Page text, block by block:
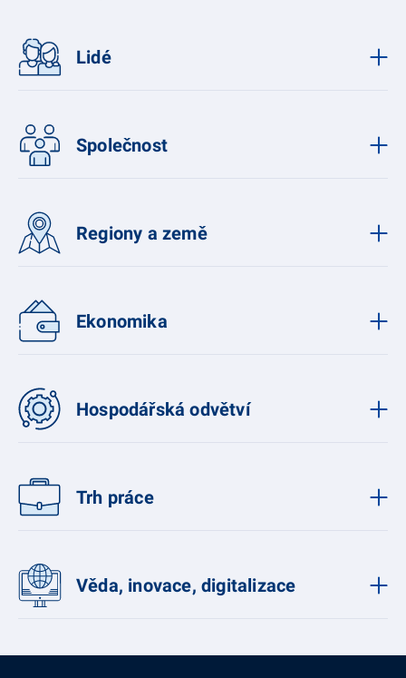
Lidé
Společnost
Regiony a země
Ekonomika
Hospodářská odvětví
Trh práce
Věda, inovace, digitalizace